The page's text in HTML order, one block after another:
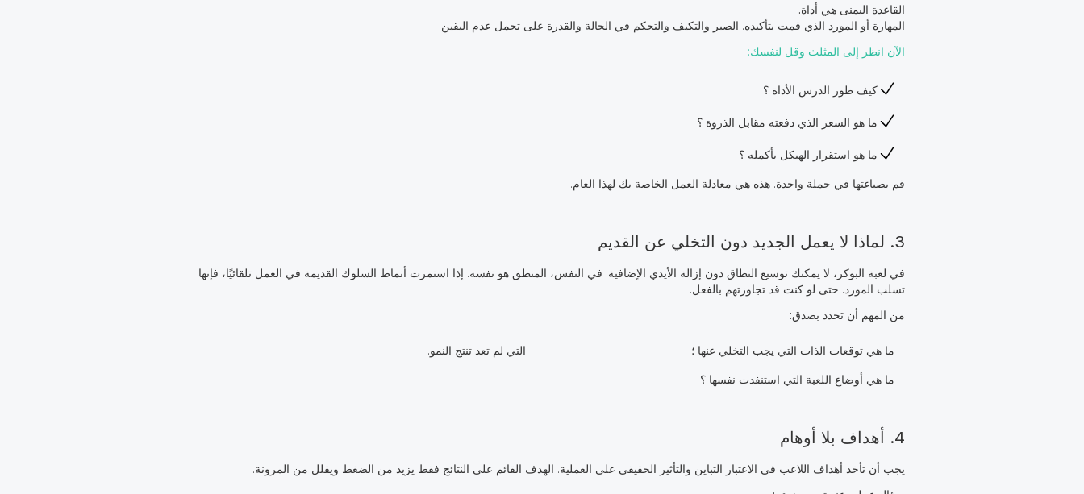
القاعدة اليمنى هي أداة.
المهارة أو المورد الذي قمت بتأكيده. الصبر والتكيف والتحكم في الحالة والقدرة على تحمل عدم اليقين.
الآن انظر إلى المثلث وقل لنفسك:
كيف طور الدرس الأداة ؟
ما هو السعر الذي دفعته مقابل الذروة ؟
ما هو استقرار الهيكل بأكمله ؟
قم بصياغتها في جملة واحدة. هذه هي معادلة العمل الخاصة بك لهذا العام.
3. لماذا لا يعمل الجديد دون التخلي عن القديم
في لعبة البوكر، لا يمكنك توسيع النطاق دون إزالة الأيدي الإضافية. في النفس، المنطق هو نفسه. إذا استمرت أنماط السلوك القديمة في العمل تلقائيًا، فإنها
تسلب المورد. حتى لو كنت قد تجاوزتهم بالفعل.
من المهم أن تحدد بصدق:
ما هي توقعات الذات التي يجب التخلي عنها ؛
ما هي أوضاع اللعبة التي استنفدت نفسها ؟
التي لم تعد تنتج النمو.
4. أهداف بلا أوهام
يجب أن تأخذ أهداف اللاعب في الاعتبار التباين والتأثير الحقيقي على العملية. الهدف القائم على النتائج فقط يزيد من الضغط ويقلل من المرونة.